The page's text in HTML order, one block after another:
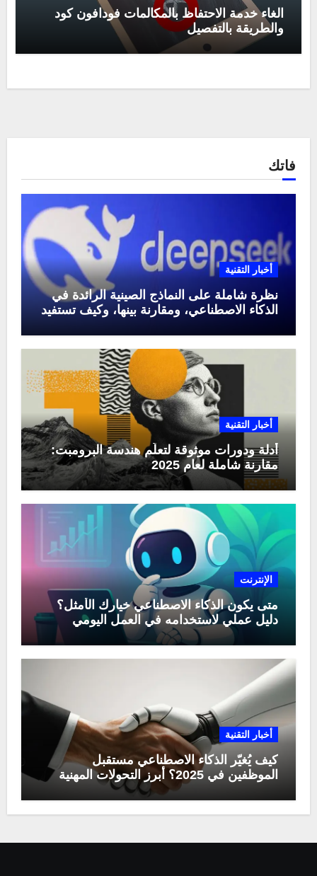
الغاء خدمة الاحتفاظ بالمكالمات فودافون كود
والطريقة بالتفصيل
فاتك
أخبار التقنية
نظرة شاملة على النماذج الصينية الرائدة في
الذكاء الاصطناعي، ومقارنة بينها، وكيف تستفيد
أخبار التقنية
أدلة ودورات موثوقة لتعلّم هندسة البرومبت:
مقارنة شاملة لعام 2025
الإنترنت
متى يكون الذكاء الاصطناعي خيارك الأمثل؟
دليل عملي لاستخدامه في العمل اليومي
أخبار التقنية
كيف يُغيّر الذكاء الاصطناعي مستقبل
الموظفين في 2025؟ أبرز التحولات المهنية